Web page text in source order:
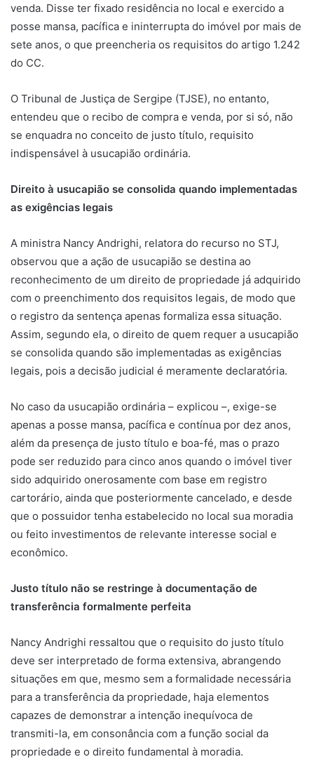
venda. Disse ter fixado residência no local e exercido a
posse mansa, pacífica e ininterrupta do imóvel por mais de
sete anos, o que preencheria os requisitos do artigo 1.242
do CC.
O Tribunal de Justiça de Sergipe (TJSE), no entanto,
entendeu que o recibo de compra e venda, por si só, não
se enquadra no conceito de justo título, requisito
indispensável à usucapião ordinária.
Direito à usucapião se consolida quando implementadas
as exigências legais
A ministra Nancy Andrighi, relatora do recurso no STJ,
observou que a ação de usucapião se destina ao
reconhecimento de um direito de propriedade já adquirido
com o preenchimento dos requisitos legais, de modo que
o registro da sentença apenas formaliza essa situação.
Assim, segundo ela, o direito de quem requer a usucapião
se consolida quando são implementadas as exigências
legais, pois a decisão judicial é meramente declaratória.
No caso da usucapião ordinária – explicou –, exige-se
apenas a posse mansa, pacífica e contínua por dez anos,
além da presença de justo título e boa-fé, mas o prazo
pode ser reduzido para cinco anos quando o imóvel tiver
sido adquirido onerosamente com base em registro
cartorário, ainda que posteriormente cancelado, e desde
que o possuidor tenha estabelecido no local sua moradia
ou feito investimentos de relevante interesse social e
econômico.
Justo título não se restringe à documentação de
transferência formalmente perfeita
Nancy Andrighi ressaltou que o requisito do justo título
deve ser interpretado de forma extensiva, abrangendo
situações em que, mesmo sem a formalidade necessária
para a transferência da propriedade, haja elementos
capazes de demonstrar a intenção inequívoca de
transmiti-la, em consonância com a função social da
propriedade e o direito fundamental à moradia.